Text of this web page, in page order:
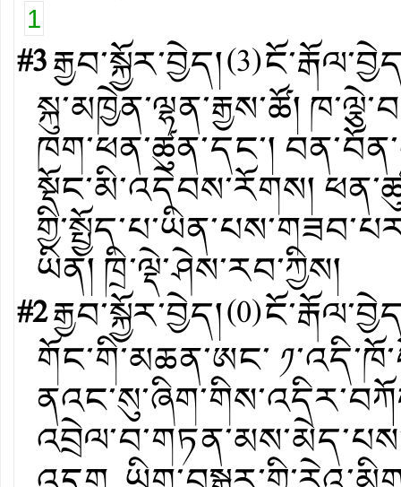
1
#3རྒྱབ་སྐྱོར་བྱེད།(3)
སྐུ་མཁྱེན་ལྷན་རྒྱས་ཚོ།
ཁག་ཕན་ཚུན་དང་།
སྡོང་མི་འདེབས་རོགས།
ཡིན། ཁྲི་ལྡེ་ཤེས་རབ་ཀྱིས།
#2རྒྱབ་སྐྱོར་བྱེད།(0)
གོང་གི་མཆན་ཨང་